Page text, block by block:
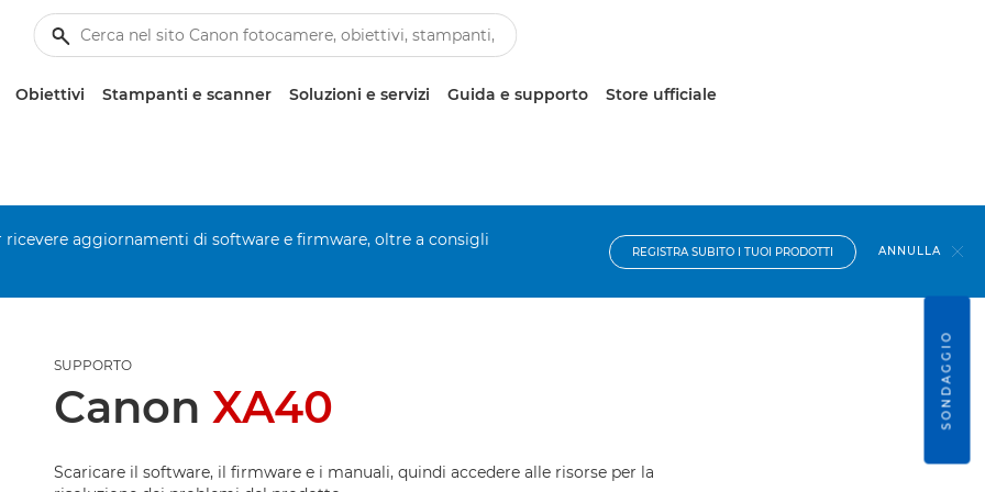
Obiettivi Stampanti e scanner Soluzioni e servizi Guida e supporto Store ufficiale
aggiornamenti di software e firmware, oltre a consigli
REGISTRA SUBITO I TUOI PRODOTTI ANNULLA
SUPPORTO
Canon XA40
Scaricare il software, il firmware e i manuali, quindi accedere alle risorse per la
SONDAGGIO